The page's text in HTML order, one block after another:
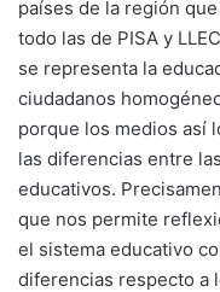
países de la región
todo las de PISA y
se representa la
ciudadanos
porque los medios así
las diferencias entre
educativos.
que nos permite
el sistema educativo
diferencias respecto a